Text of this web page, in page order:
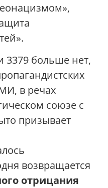
больше нет,
в речах
союзе с
призывает
возвращается
отрицания